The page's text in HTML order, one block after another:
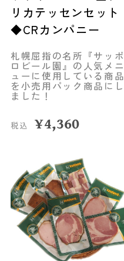
リカテッセンセット
◆CRカンパニー
札幌屈指の名所『サッポ
ロビール園』の人気メニ
ューに使用している商品
を小売用パック商品にし
ました！
税込 ¥4,360